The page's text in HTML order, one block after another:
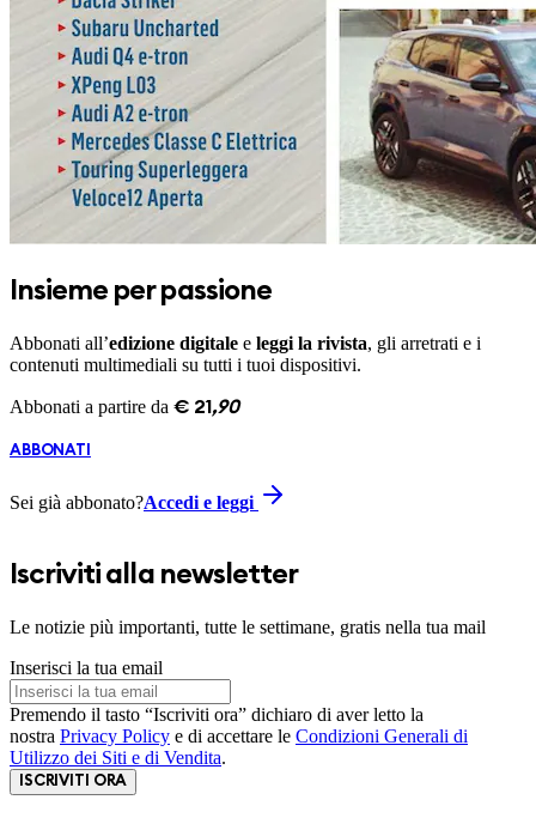
Insieme per passione
Abbonati all’edizione digitale e leggi la rivista, gli arretrati e i
contenuti multimediali su tutti i tuoi dispositivi.
Abbonati a partire da € 21 ,90
ABBONATI
Sei già abbonato?Accedi e leggi
Iscriviti alla newsletter
Le notizie più importanti, tutte le settimane, gratis nella tua mail
Inserisci la tua email
Premendo il tasto “Iscriviti ora” dichiaro di aver letto la
nostra Privacy Policy e di accettare le Condizioni Generali di
Utilizzo dei Siti e di Vendita.
ISCRIVITI ORA